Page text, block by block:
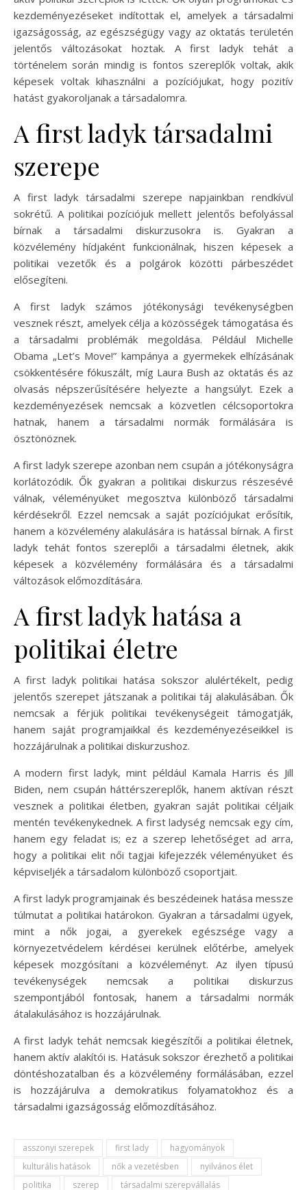
kezdeményezéseket indítottak el, amelyek a társadalmi
igazságosság, az egészségügy vagy az oktatás területén
jelentős változásokat hoztak. A first ladyk tehát a
történelem során mindig is fontos szereplők voltak, akik
képesek voltak kihasználni a pozíciójukat, hogy pozitív
hatást gyakoroljanak a társadalomra.
A first ladyk társadalmi
szerepe
A first ladyk társadalmi szerepe napjainkban rendkívül
sokrétű. A politikai pozíciójuk mellett jelentős befolyással
bírnak a társadalmi diskurzusokra is. Gyakran a
közvélemény hídjaként funkcionálnak, hiszen képesek a
politikai vezetők és a polgárok közötti párbeszédet
elősegíteni.
A first ladyk számos jótékonysági tevékenységben
vesznek részt, amelyek célja a közösségek támogatása és
a társadalmi problémák megoldása. Például Michelle
Obama „Let’s Move!” kampánya a gyermekek elhízásának
csökkentésére fókuszált, míg Laura Bush az oktatás és az
olvasás népszerűsítésére helyezte a hangsúlyt. Ezek a
kezdeményezések nemcsak a közvetlen célcsoportokra
hatnak, hanem a társadalmi normák formálására is
ösztönöznek.
A first ladyk szerepe azonban nem csupán a jótékonyságra
korlátozódik. Ők gyakran a politikai diskurzus részesévé
válnak, véleményüket megosztva különböző társadalmi
kérdésekről. Ezzel nemcsak a saját pozíciójukat erősítik,
hanem a közvélemény alakulására is hatással bírnak. A first
ladyk tehát fontos szereplői a társadalmi életnek, akik
képesek a közvélemény formálására és a társadalmi
változások előmozdítására.
A first ladyk hatása a
politikai életre
A first ladyk politikai hatása sokszor alulértékelt, pedig
jelentős szerepet játszanak a politikai táj alakulásában. Ők
nemcsak a férjük politikai tevékenységeit támogatják,
hanem saját programjaikkal és kezdeményezéseikkel is
hozzájárulnak a politikai diskurzushoz.
A modern first ladyk, mint például Kamala Harris és Jill
Biden, nem csupán háttérszereplők, hanem aktívan részt
vesznek a politikai életben, gyakran saját politikai céljaik
mentén tevékenykednek. A first ladység nemcsak egy cím,
hanem egy feladat is; ez a szerep lehetőséget ad arra,
hogy a politikai elit női tagjai kifejezzék véleményüket és
képviseljék a társadalom különböző csoportjait.
A first ladyk programjainak és beszédeinek hatása messze
túlmutat a politikai határokon. Gyakran a társadalmi ügyek,
mint a nők jogai, a gyerekek egészsége vagy a
környezetvédelem kérdései kerülnek előtérbe, amelyek
képesek mozgósítani a közvéleményt. Az ilyen típusú
tevékenységek nemcsak a politikai diskurzus
szempontjából fontosak, hanem a társadalmi normák
átalakulásához is hozzájárulnak.
A first ladyk tehát nemcsak kiegészítői a politikai életnek,
hanem aktív alakítói is. Hatásuk sokszor érezhető a politikai
döntéshozatalban és a közvélemény formálásában, ezzel
is hozzájárulva a demokratikus folyamatokhoz és a
társadalmi igazságosság előmozdításához.
asszonyi szerepek first lady
hagyományok
kulturális hatások
nők a vezetésben
nyilvános élet
politika
szerep
társadalmi szerepvállalás